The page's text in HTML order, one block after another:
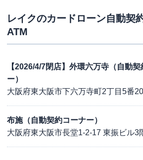
レイクのカードローン自動契
ATM
【2026/4/7閉店】外環六万寺（自動
ー）
大阪府東大阪市下六万寺町2丁目5番20
布施（自動契約コーナー）
大阪府東大阪市長堂1-2-17 東振ビル3